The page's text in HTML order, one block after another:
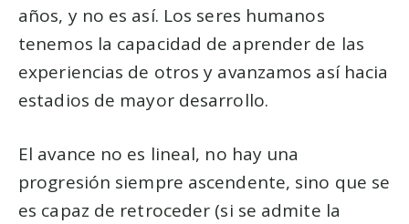
años, y no es así. Los seres humanos
tenemos la capacidad de aprender de las
experiencias de otros y avanzamos así hacia
estadios de mayor desarrollo.
El avance no es lineal, no hay una
progresión siempre ascendente, sino que se
es capaz de retroceder (si se admite la